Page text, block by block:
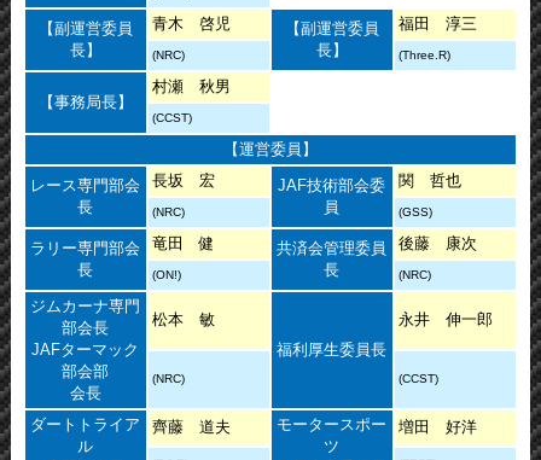
【副運営委員
長】
青木 啓児
【副運営委員
長】
福田 淳三
(NRC) (Three.R)
【事務局長】
村瀬 秋男
(CCST)
【運営委員】
レース専門部会
長
長坂 宏
JAF技術部会委
員
関 哲也
(NRC) (GSS)
ラリー専門部会
長
竜田 健
共済会管理委員
長
後藤 康次
(ON!) (NRC)
ジムカーナ専門
部会長
JAFターマック
部会部
会長
松本 敏
福利厚生委員長
永井 伸一郎
(NRC) (CCST)
ダートトライア
ル
齊藤 道夫
モータースポー
ツ
増田 好洋